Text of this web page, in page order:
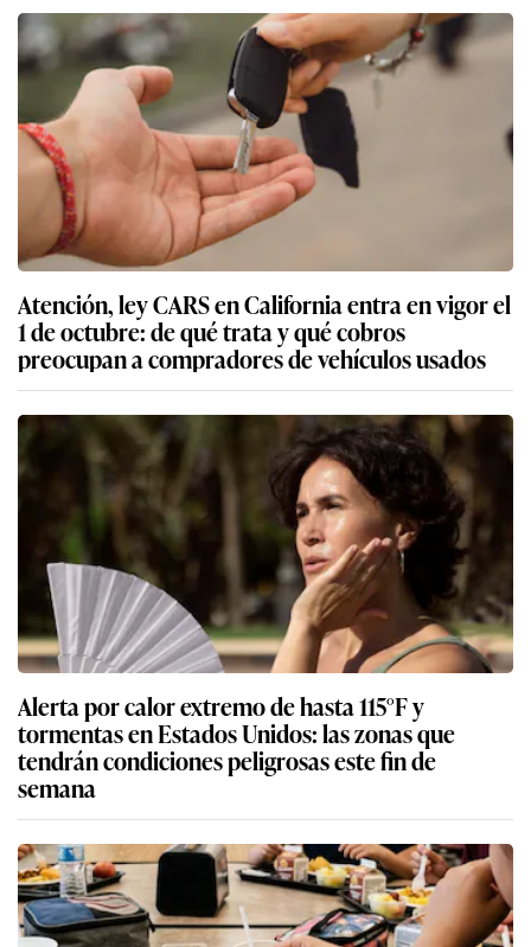
Atención, ley CARS en California entra en vigor el
1 de octubre: de qué trata y qué cobros
preocupan a compradores de vehículos usados
Alerta por calor extremo de hasta 115°F y
tormentas en Estados Unidos: las zonas que
tendrán condiciones peligrosas este fin de
semana